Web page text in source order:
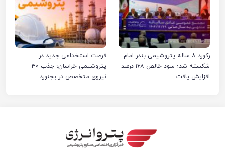
رکورد ۸ ساله پتروشیمی بندر امام
شکسته شد؛ سود خالص ۱۶۸ درصد
افزایش یافت
فرصت استخدامی جدید در
پتروشیمی خراسان؛ جذب ۳۰
نیروی متخصص در بجنورد